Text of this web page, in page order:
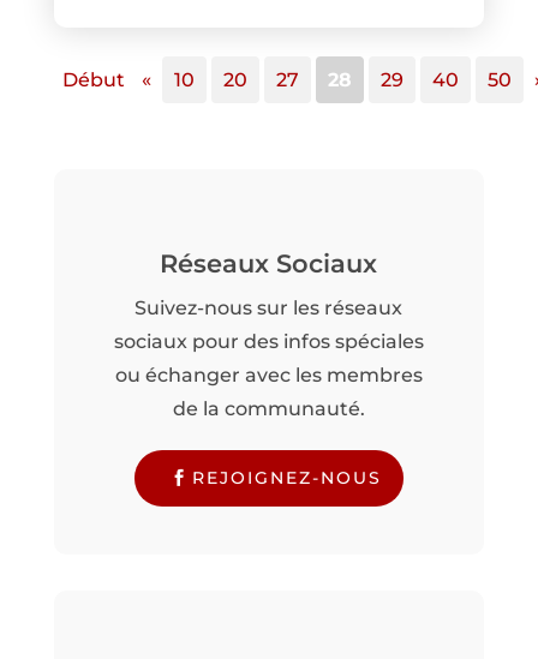
Début « 10 20 27 28 29 40 50
Réseaux Sociaux
Suivez-nous sur les réseaux
sociaux pour des infos spéciales
ou échanger avec les membres
de la communauté.
REJOIGNEZ-NOUS